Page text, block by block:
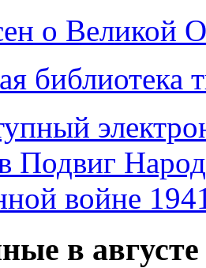
о Великой
библиотека
в августе